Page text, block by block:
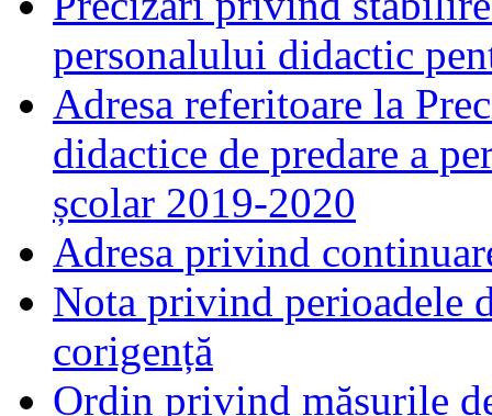
personalului didactic
Adresa referitoare la
didactice de predare a
școlar 2019-2020
Adresa privind
Nota privind perioadele
corigență
Ordin privind măsurile